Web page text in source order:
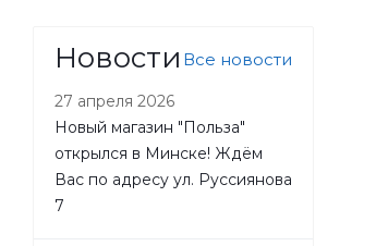
Новости Все новости
27 апреля 2026
Новый магазин "Польза"
открылся в Минске! Ждём
Вас по адресу ул. Руссиянова
7